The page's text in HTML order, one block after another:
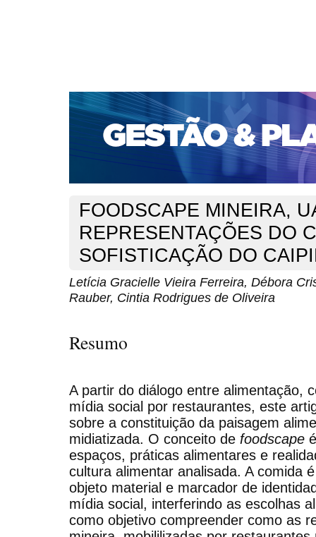
CAPA SOBRE ACESSO CADASTRO
PORTAL DE REVISTAS DA UNIFACS
SUBMISSÕES
PARA SUBMISSÃO DE ARTIGOS
TUTORIAL PARA
Capa v. 23, jan./dez. 2022>
FOODSCAPE MINEIRA,
REPRESENTAÇÕES DO
SOFISTICAÇÃO DO
Letícia Gracielle Vieira Ferreira, Débora
Rauber, Cintia Rodrigues de Oliveira
Resumo
A partir do diálogo entre alimentação,
mídia social por restaurantes, este
sobre a constituição da paisagem
midiatizada. O conceito de foodscape
espaços, práticas alimentares e
cultura alimentar analisada. A comida
objeto material e marcador de
mídia social, interferindo as escolhas
como objetivo compreender como as